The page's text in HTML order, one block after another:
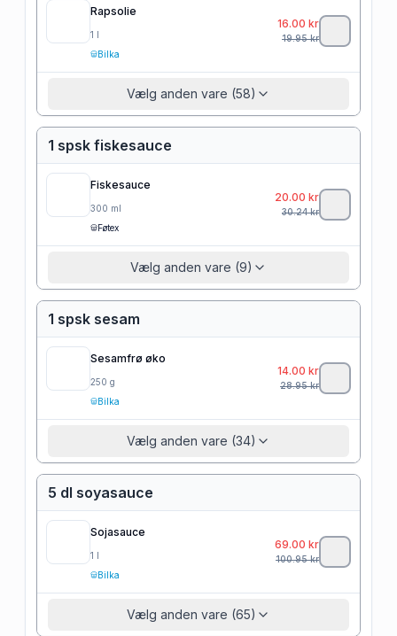
Rapsolie
1 l
Bilka
16.00 kr
19.95kr
Vælg anden vare (58)
1 spsk fiskesauce
Fiskesauce
300 ml
Føtex
20.00 kr
30.24kr
Vælg anden vare (9)
1 spsk sesam
Sesamfrø øko
250 g
Bilka
14.00 kr
28.95kr
Vælg anden vare (34)
5 dl soyasauce
Sojasauce
1 l
Bilka
69.00 kr
100.95kr
Vælg anden vare (65)